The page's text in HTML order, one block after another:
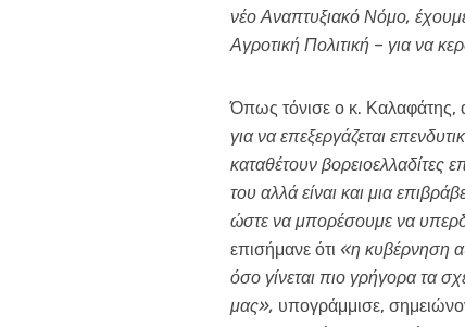
νέο Αναπτυξιακό Νόμο,
Αγροτική Πολιτική – για να
Όπως τόνισε ο κ. Καλαφάτης,
για να επεξεργάζεται
καταθέτουν βορειοελλαδίτες
του αλλά είναι και μια
ώστε να μπορέσουμε να
επισήμανε ότι «η κυβέρνηση
όσο γίνεται πιο γρήγορα τα
μας», υπογράμμισε,